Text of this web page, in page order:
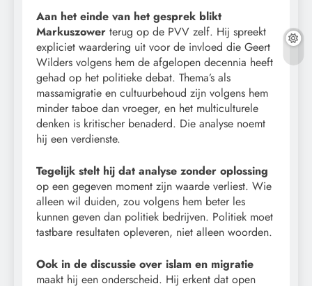
Aan het einde van het gesprek blikt
Markuszower terug op de PVV zelf. Hij spreekt
expliciet waardering uit voor de invloed die Geert
Wilders volgens hem de afgelopen decennia heeft
gehad op het politieke debat. Thema’s als
massamigratie en cultuurbehoud zijn volgens hem
minder taboe dan vroeger, en het multiculturele
denken is kritischer benaderd. Die analyse noemt
hij een verdienste.
Tegelijk stelt hij dat analyse zonder oplossing
op een gegeven moment zijn waarde verliest. Wie
alleen wil duiden, zou volgens hem beter les
kunnen geven dan politiek bedrijven. Politiek moet
tastbare resultaten opleveren, niet alleen woorden.
Ook in de discussie over islam en migratie
maakt hij een onderscheid. Hij erkent dat open